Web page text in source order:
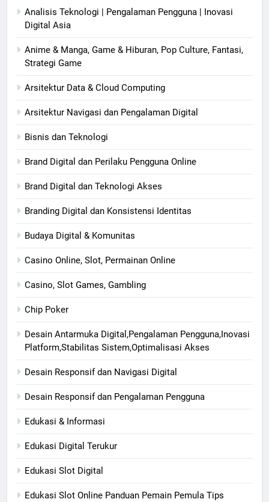
Analisis Teknologi | Pengalaman Pengguna | Inovasi
Digital Asia
Anime & Manga, Game & Hiburan, Pop Culture, Fantasi,
Strategi Game
Arsitektur Data & Cloud Computing
Arsitektur Navigasi dan Pengalaman Digital
Bisnis dan Teknologi
Brand Digital dan Perilaku Pengguna Online
Brand Digital dan Teknologi Akses
Branding Digital dan Konsistensi Identitas
Budaya Digital & Komunitas
Casino Online, Slot, Permainan Online
Casino, Slot Games, Gambling
Chip Poker
Desain Antarmuka Digital,Pengalaman Pengguna,Inovasi
Platform,Stabilitas Sistem,Optimalisasi Akses
Desain Responsif dan Navigasi Digital
Desain Responsif dan Pengalaman Pengguna
Edukasi & Informasi
Edukasi Digital Terukur
Edukasi Slot Digital
Edukasi Slot Online Panduan Pemain Pemula Tips